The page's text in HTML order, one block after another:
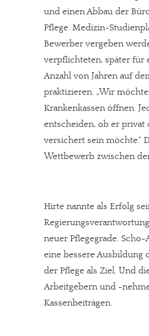
Solltest Du unsere unabhängige
kannst Du uns mit einer kleinen
Paypal - danke@meinesuedstadt.de
JETZT SPENDEN Schon
und einen Abbau der
Pflege. Medizin-
Bewerber vergeben
verpflichteten, später für
Anzahl von Jahren auf
praktizieren. „Wir
Krankenkassen öffnen.
entscheiden, ob er privat
versichert sein möchte.“
Wettbewerb zwischen
Hirte nannte als Erfolg
neuer Pflegegrade.
eine bessere Ausbildung
der Pflege als Ziel. Und
Arbeitgebern und -
Kassenbeiträgen.